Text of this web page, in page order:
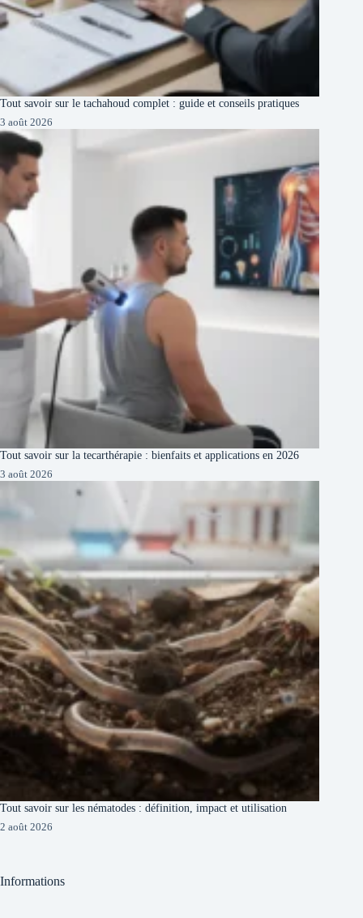
Tout savoir sur le tachahoud complet : guide et conseils pratiques
3 août 2026
Tout savoir sur la tecarthérapie : bienfaits et applications en 2026
3 août 2026
Tout savoir sur les nématodes : définition, impact et utilisation
2 août 2026
Informations